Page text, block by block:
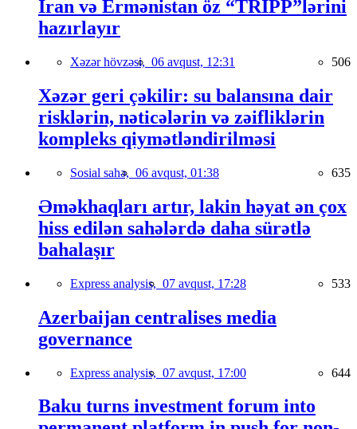
İran və Ermənistan öz “TRIPP”lərini
hazırlayır
Xəzər hövzəsi, 06 avqust, 12:31 506
Xəzər geri çəkilir: su balansına dair
risklərin, nəticələrin və zəifliklərin
kompleks qiymətləndirilməsi
Sosial sahə, 06 avqust, 01:38 635
Əməkhaqları artır, lakin həyat ən çox
hiss edilən sahələrdə daha sürətlə
bahalaşır
Express analysis, 07 avqust, 17:28 533
Azerbaijan centralises media
governance
Express analysis, 07 avqust, 17:00 644
Baku turns investment forum into